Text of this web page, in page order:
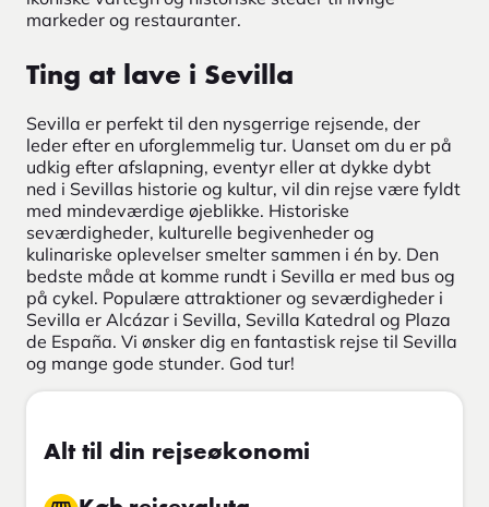
markeder og restauranter.
Ting at lave i Sevilla
Sevilla er perfekt til den nysgerrige rejsende, der
leder efter en uforglemmelig tur. Uanset om du er på
udkig efter afslapning, eventyr eller at dykke dybt
ned i Sevillas historie og kultur, vil din rejse være fyldt
med mindeværdige øjeblikke. Historiske
seværdigheder, kulturelle begivenheder og
kulinariske oplevelser smelter sammen i én by. Den
bedste måde at komme rundt i Sevilla er med bus og
på cykel. Populære attraktioner og seværdigheder i
Sevilla er Alcázar i Sevilla, Sevilla Katedral og Plaza
de España. Vi ønsker dig en fantastisk rejse til Sevilla
og mange gode stunder. God tur!
Alt til din rejseøkonomi